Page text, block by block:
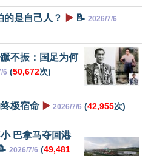
的是自己人？ ▶️ 📝 2026/7/6
不振：国足为何
6 (50,672次)
极宿命 ▶️ 2026/7/6 (42,955次)
巴拿马夺回港
2026/7/6 (49,481